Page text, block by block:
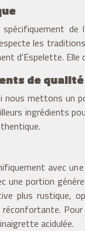
les
d'Espelette.
de qualité
nous mettons
ingrédients
avec
une portion
plus
acidulée.